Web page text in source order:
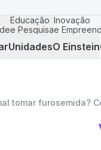
Educação
e Pesquisa
Inovação
e
UnidadesO Einstein
tomar furosemida?